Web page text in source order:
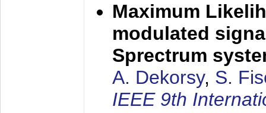
Maximum
modulated
Sprectrum
A. Dekorsy, S.
IEEE 9th